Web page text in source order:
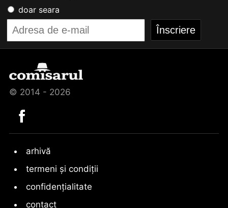
doar seara
© 2014 - 2026
arhivă
termeni și condiții
confidențialitate
contact